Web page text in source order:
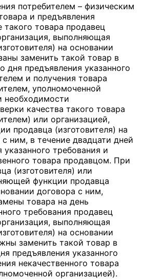
потребителем – физическим
и предъявления
такого товара продавец
выполняющая
на основании
заменить такой товар в
дня предъявления указанного
и получения товара
уполномоченной
необходимости
качества такого товара
или организацией,
продавца (изготовителя) на
ним, в течение двадцати дней
требования и
товара продавцом. При
(изготовителя) или
функции продавца
договора с ним,
товара на день
требования продавец
выполняющая
на основании
заменить такой товар в
предъявления указанного
некачественного товара
организацией).